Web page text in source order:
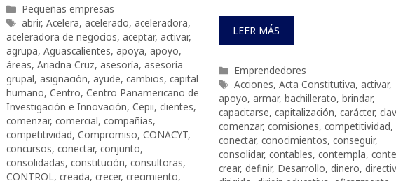
Categorías
Pequeñas empresas
Etiquetas
abrir, Acelera, acelerado, aceleradora,
aceleradora de negocios, aceptar, activar,
agrupa, Aguascalientes, apoya, apoyo,
áreas, Ariadna Cruz, asesoría, asesoría
grupal, asignación, ayude, cambios, capital
humano, Centro, Centro Panamericano de
Investigación e Innovación, Cepii, clientes,
comenzar, comercial, compañías,
competitividad, Compromiso, CONACYT,
concursos, conectar, conjunto,
consolidadas, constitución, consultoras,
CONTROL, creada, crecer, crecimiento,
LEER MÁS
Categorías
Emprendedores
Etiquetas
Acciones, Acta Constitutiva, activar,
apoyo, armar, bachillerato, brindar,
capacitarse, capitalización, carácter,
comenzar, comisiones, competitividad,
conectar, conocimientos, conseguir,
consolidar, contables, contempla,
crear, definir, Desarrollo, dinero,